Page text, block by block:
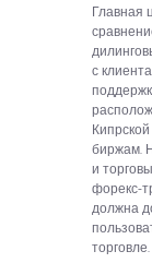
Главная
с
биржам.
и
форекс-
должна
торговле.